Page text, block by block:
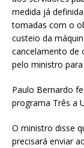
medida já
tomadas com o
custeio da
cancelamento de
pelo ministro
Paulo Bernardo
programa Três a
O ministro disse
precisará enviar